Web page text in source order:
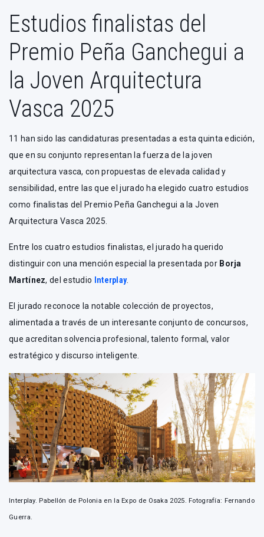
Estudios finalistas del
Premio Peña Ganchegui a
la Joven Arquitectura
Vasca 2025
11 han sido las candidaturas presentadas a esta quinta edición,
que en su conjunto representan la fuerza de la joven
arquitectura vasca, con propuestas de elevada calidad y
sensibilidad, entre las que el jurado ha elegido cuatro estudios
como finalistas del Premio Peña Ganchegui a la Joven
Arquitectura Vasca 2025.
Entre los cuatro estudios finalistas, el jurado ha querido
distinguir con una mención especial la presentada por Borja
Martínez, del estudio Interplay.
El jurado reconoce la notable colección de proyectos,
alimentada a través de un interesante conjunto de concursos,
que acreditan solvencia profesional, talento formal, valor
estratégico y discurso inteligente.
Interplay. Pabellón de Polonia en la Expo de Osaka 2025. Fotografía: Fernando
Guerra.